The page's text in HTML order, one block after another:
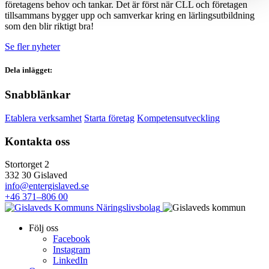
företagens behov och tankar. Det är först när CLL och företagen
tillsammans bygger upp och samverkar kring en lärlingsutbildning
som den blir riktigt bra!
Se fler nyheter
Dela inlägget:
Snabblänkar
Etablera verksamhet Starta företag Kompetensutveckling
Kontakta oss
Stortorget 2
332 30 Gislaved
info@entergislaved.se
+46 371–806 00
Följ oss
Facebook
Instagram
LinkedIn